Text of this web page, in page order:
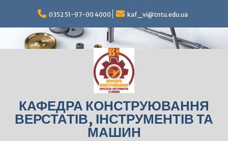
вмісту
0352 51-97-00 4000 kaf_vi@tntu.edu.ua
КАФЕДРА КОНСТРУЮВАННЯ
ВЕРСТАТІВ, ІНСТРУМЕНТІВ ТА
МАШИН